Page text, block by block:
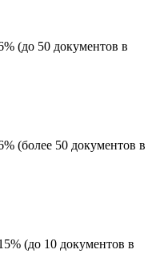
(до 50 документов в
(более 50 документов в
(до 10 документов в